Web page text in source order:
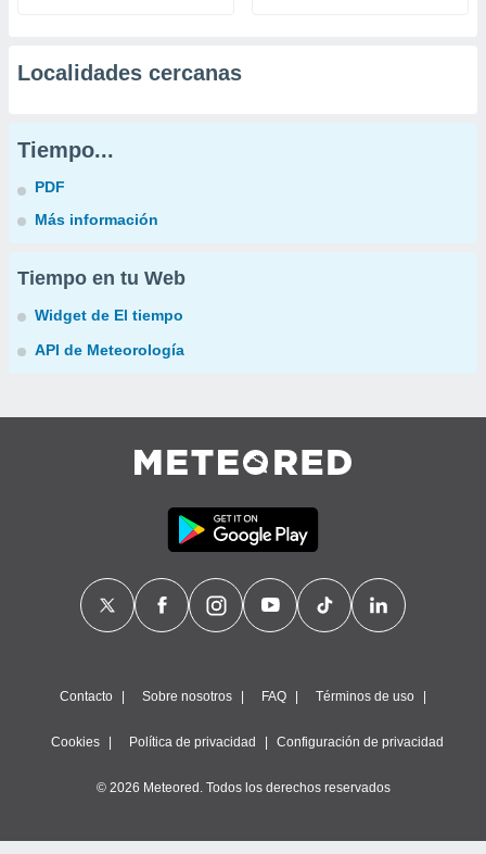
Localidades cercanas
Tiempo...
PDF
Más información
Tiempo en tu Web
Widget de El tiempo
API de Meteorología
Contacto Sobre nosotros FAQ Términos de uso
Cookies Política de privacidad Configuración de privacidad
© 2026 Meteored. Todos los derechos reservados